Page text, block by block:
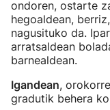
ondoren, ostarte
hegoaldean,
nagusituko da.
arratsaldean
barnealdean.
Igandean,
gradutik behera